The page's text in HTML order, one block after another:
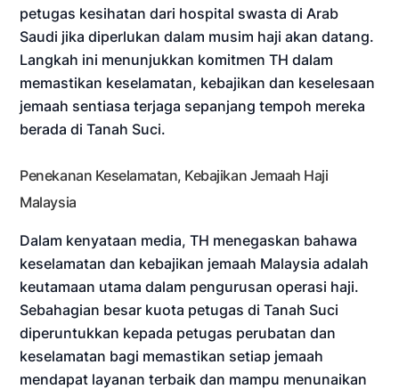
petugas kesihatan dari hospital swasta di Arab
Saudi jika diperlukan dalam musim haji akan datang.
Langkah ini menunjukkan komitmen TH dalam
memastikan keselamatan, kebajikan dan keselesaan
jemaah sentiasa terjaga sepanjang tempoh mereka
berada di Tanah Suci.
Penekanan Keselamatan, Kebajikan Jemaah Haji
Malaysia
Dalam kenyataan media, TH menegaskan bahawa
keselamatan dan kebajikan jemaah Malaysia adalah
keutamaan utama dalam pengurusan operasi haji.
Sebahagian besar kuota petugas di Tanah Suci
diperuntukkan kepada petugas perubatan dan
keselamatan bagi memastikan setiap jemaah
mendapat layanan terbaik dan mampu menunaikan